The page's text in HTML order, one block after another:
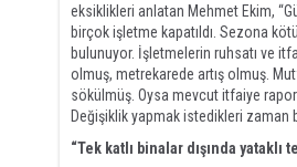
eksiklikleri anlatan Mehmet Ekim,
birçok işletme kapatıldı. Sezona
bulunuyor. İşletmelerin ruhsatı ve
olmuş, metrekarede artış olmuş.
sökülmüş. Oysa mevcut itfaiye
Değişiklik yapmak istedikleri zaman
“Tek katlı binalar dışında